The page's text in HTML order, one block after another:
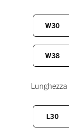
W30
W38
Lunghezza
L30